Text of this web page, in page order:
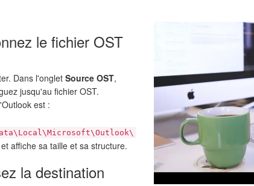
le fichier OST
Dans l'onglet Source OST,
jusqu'au fichier OST.
est :
affiche sa taille et sa structure.
la destination